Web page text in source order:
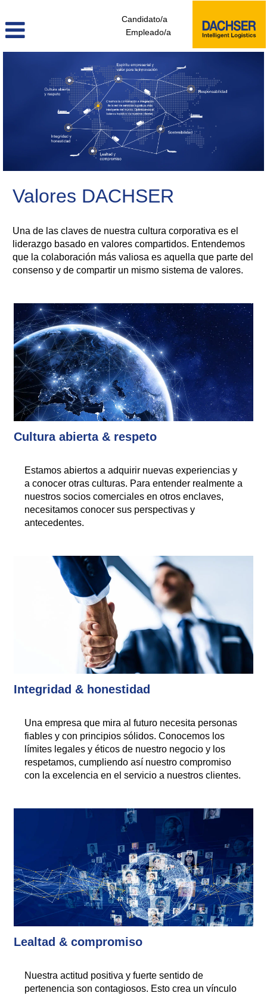
Candidato/a
Empleado/a
Valores DACHSER
Una de las claves de nuestra cultura corporativa es el
liderazgo basado en valores compartidos. Entendemos
que la colaboración más valiosa es aquella que parte del
consenso y de compartir un mismo sistema de valores.
Cultura abierta & respeto
Estamos abiertos a adquirir nuevas experiencias y
a conocer otras culturas. Para entender realmente a
nuestros socios comerciales en otros enclaves,
necesitamos conocer sus perspectivas y
antecedentes.
Integridad & honestidad
Una empresa que mira al futuro necesita personas
fiables y con principios sólidos. Conocemos los
límites legales y éticos de nuestro negocio y los
respetamos, cumpliendo así nuestro compromiso
con la excelencia en el servicio a nuestros clientes.
Lealtad & compromiso
Nuestra actitud positiva y fuerte sentido de
pertenencia son contagiosos. Esto crea un vínculo